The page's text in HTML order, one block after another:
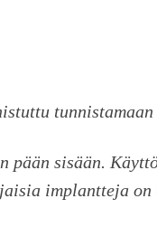
tunnistamaan
pään sisään.
implantteja